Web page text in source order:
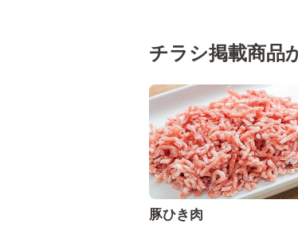
チラシ掲載商品
豚ひき肉